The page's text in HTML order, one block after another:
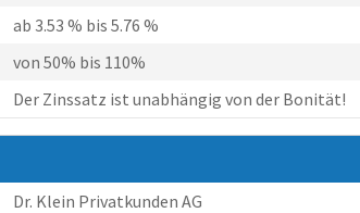
ab 3.53 % bis 5.76 %
von 50% bis 110%
Der Zinssatz ist unabhängig von der Bonität!
Dr. Klein Privatkunden AG